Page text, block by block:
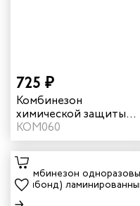
725 ₽
Комбинезон
химической защиты
Jeta Safety Jpc60, Тип 5,
Тип 6 цвет белый
КОМ060